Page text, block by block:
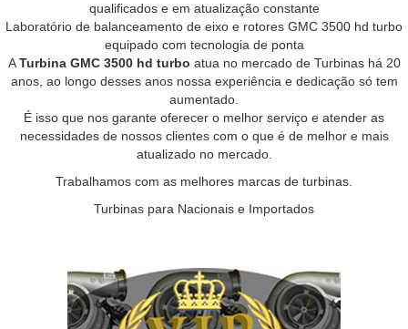
qualificados e em atualização constante
Laboratório de balanceamento de eixo e rotores GMC 3500 hd turbo
equipado com tecnologia de ponta
ATurbina GMC 3500 hd turbo atua no mercado de Turbinas há 20
anos, ao longo desses anos nossa experiência e dedicação só tem
aumentado.
É isso que nos garante oferecer o melhor serviço e atender as
necessidades de nossos clientes com o que é de melhor e mais
atualizado no mercado.
Trabalhamos com as melhores marcas de turbinas.
Turbinas para Nacionais e Importados